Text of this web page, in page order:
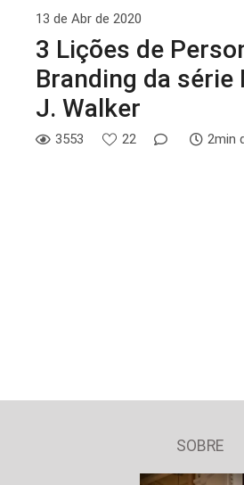
13 de Abr de 2020
3 Lições de
Branding da série
J. Walker
3553 22 2min
SOBRE